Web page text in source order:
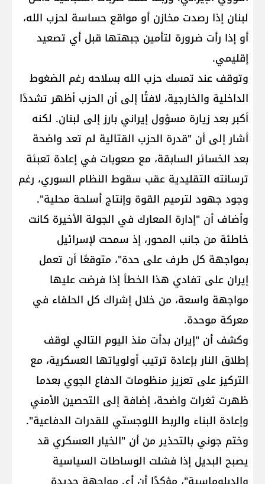
لبنان إذا رصدت مخازن أو مواقع حساسة لحزب الله،
أو إذا رأت ضرورة لتأمين جبهتها قبل أي تصعيد
إقليمي.
وتوقف عند تمسك حزب الله بسلاحه رغم الضغوط
الداخلية والخارجية، لافتًا إلى أن الحزب أظهر تشددًا
أكبر بعد زيارة مسؤول إيراني بارز إلى لبنان. لكنه
أشار إلى أن "قدرة الحزب القتالية لم تعد واضحة
بعد الخسائر السابقة، مع صعوبات في إعادة تعبئة
ترسانته التقليدية عقب سقوط النظام السوري، رغم
وجود جهود لترميم القوة وإنتاج أسلحة محلية".
وأضاف أن "إدارة المعارك في الجولة الأخيرة كانت
خاطئة من جانب المحور، إذ سمحت لإسرائيل
بمواجهة كل طرف على حدة"، متوقعًا أن تعمل
إيران على تفادي هذا الخطأ إذا فرضت عليها
مواجهة واسعة، من خلال إشراك كل الحلفاء في
معركة موحدة.
وكشف أن "إيران بدأت منذ اليوم التالي لوقف
إطلاق النار بإعادة ترتيب أولوياتها العسكرية، مع
التركيز على تعزيز منظومات الدفاع الجوي بعدما
ظهرت ثغرات واضحة، إضافة إلى التحصين الأمني
وإعادة البناء والربط اللوجستي للقدرات الدفاعية".
وختم جوني بالتحذير من أن "الخيار العسكري قد
يصبح البديل إذا فشلت الوساطات السياسية